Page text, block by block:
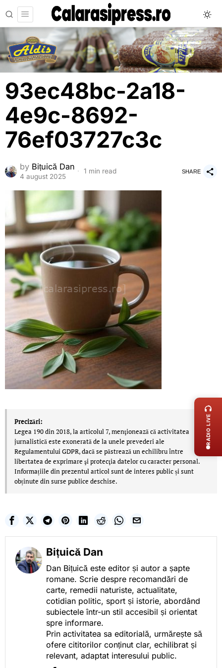
93ec48bc-2a18-
4e9c-8692-
76ef03727c3c
by Bițuică Dan
4 august 2025
1 min read SHARE
Precizări:
Legea 190 din 2018, la articolul 7, menţionează că activitatea
jurnalistică este exonerată de la unele prevederi ale
Regulamentului GDPR, dacă se păstrează un echilibru între
libertatea de exprimare şi protecţia datelor cu caracter personal.
Informațiile din prezentul articol sunt de interes public și sunt
obținute din surse publice deschise.
Bițuică Dan
Dan Bițuică este editor și autor a șapte
romane. Scrie despre recomandări de
carte, remedii naturiste, actualitate,
cotidian politic, sport și istorie, abordând
subiectele într-un stil accesibil și orientat
spre informare.
Prin activitatea sa editorială, urmărește să
ofere cititorilor conținut clar, echilibrat și
relevant, adaptat interesului public.
RADIO LIVE